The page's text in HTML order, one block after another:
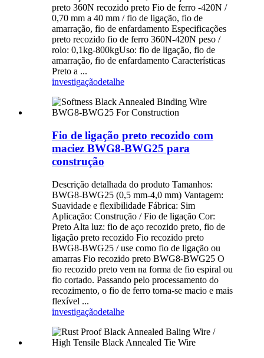
preto 360N recozido preto Fio de ferro -420N /
0,70 mm a 40 mm / fio de ligação, fio de
amarração, fio de enfardamento Especificações
preto recozido fio de ferro 360N-420N peso /
rolo: 0,1kg-800kgUso: fio de ligação, fio de
amarração, fio de enfardamento Características
Preto a ...
investigaçãodetalhe
Fio de ligação preto recozido com
maciez BWG8-BWG25 para
construção
Descrição detalhada do produto Tamanhos:
BWG8-BWG25 (0,5 mm-4,0 mm) Vantagem:
Suavidade e flexibilidade Fábrica: Sim
Aplicação: Construção / Fio de ligação Cor:
Preto Alta luz: fio de aço recozido preto, fio de
ligação preto recozido Fio recozido preto
BWG8-BWG25 / use como fio de ligação ou
amarras Fio recozido preto BWG8-BWG25 O
fio recozido preto vem na forma de fio espiral ou
fio cortado. Passando pelo processamento do
recozimento, o fio de ferro torna-se macio e mais
flexível ...
investigaçãodetalhe